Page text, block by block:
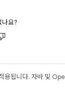
나요?
용됩니다. 자바 및